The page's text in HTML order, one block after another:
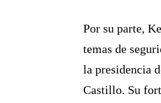
Por su parte,
temas de
la presidencia
Castillo. Su